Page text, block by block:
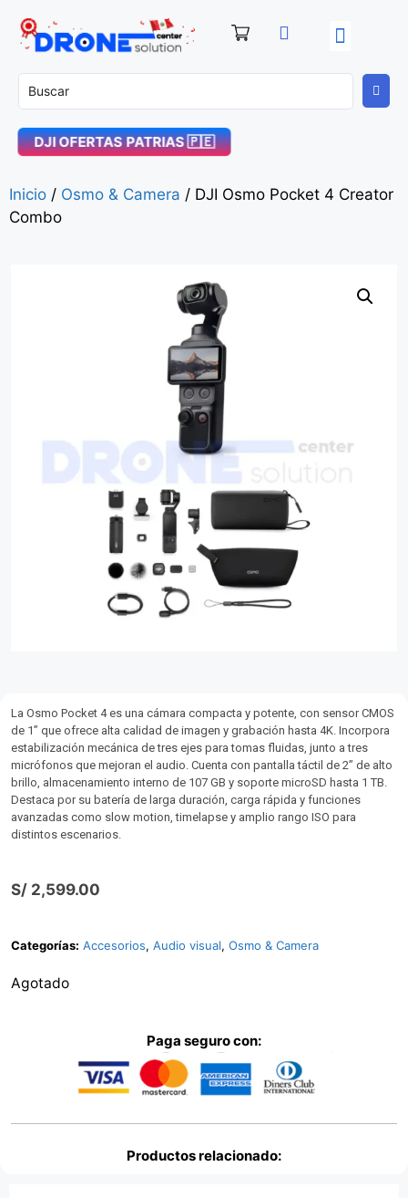
DJI OFERTAS PATRIAS 🇵🇪
Inicio / Osmo & Camera / DJI Osmo Pocket 4 Creator
Combo
La Osmo Pocket 4 es una cámara compacta y potente, con sensor CMOS
de 1” que ofrece alta calidad de imagen y grabación hasta 4K. Incorpora
estabilización mecánica de tres ejes para tomas fluidas, junto a tres
micrófonos que mejoran el audio. Cuenta con pantalla táctil de 2” de alto
brillo, almacenamiento interno de 107 GB y soporte microSD hasta 1 TB.
Destaca por su batería de larga duración, carga rápida y funciones
avanzadas como slow motion, timelapse y amplio rango ISO para
distintos escenarios.
S/ 2,599.00
Categorías: Accesorios, Audio visual, Osmo & Camera
Agotado
Paga seguro con:
Productos relacionado: